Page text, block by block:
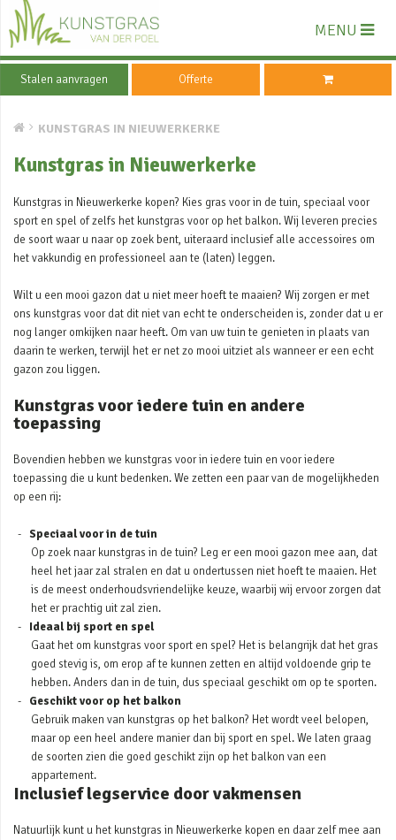
MENU
Stalen aanvragen Offerte
KUNSTGRAS IN NIEUWERKERKE
Kunstgras in Nieuwerkerke
Kunstgras in Nieuwerkerke kopen? Kies gras voor in de tuin, speciaal voor
sport en spel of zelfs het kunstgras voor op het balkon. Wij leveren precies
de soort waar u naar op zoek bent, uiteraard inclusief alle accessoires om
het vakkundig en professioneel aan te (laten) leggen.
Wilt u een mooi gazon dat u niet meer hoeft te maaien? Wij zorgen er met
ons kunstgras voor dat dit niet van echt te onderscheiden is, zonder dat u er
nog langer omkijken naar heeft. Om van uw tuin te genieten in plaats van
daarin te werken, terwijl het er net zo mooi uitziet als wanneer er een echt
gazon zou liggen.
Kunstgras voor iedere tuin en andere
toepassing
Bovendien hebben we kunstgras voor in iedere tuin en voor iedere
toepassing die u kunt bedenken. We zetten een paar van de mogelijkheden
op een rij:
Speciaal voor in de tuin
Op zoek naar kunstgras in de tuin? Leg er een mooi gazon mee aan, dat
heel het jaar zal stralen en dat u ondertussen niet hoeft te maaien. Het
is de meest onderhoudsvriendelijke keuze, waarbij wij ervoor zorgen dat
het er prachtig uit zal zien.
Ideaal bij sport en spel
Gaat het om kunstgras voor sport en spel? Het is belangrijk dat het gras
goed stevig is, om erop af te kunnen zetten en altijd voldoende grip te
hebben. Anders dan in de tuin, dus speciaal geschikt om op te sporten.
Geschikt voor op het balkon
Gebruik maken van kunstgras op het balkon? Het wordt veel belopen,
maar op een heel andere manier dan bij sport en spel. We laten graag
de soorten zien die goed geschikt zijn op het balkon van een
appartement.
Inclusief legservice door vakmensen
Natuurlijk kunt u het kunstgras in Nieuwerkerke kopen en daar zelf mee aan